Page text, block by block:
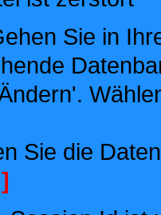
Sie in
Sie die
]